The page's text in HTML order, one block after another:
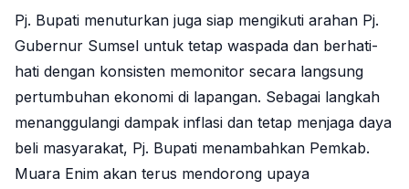
Pj. Bupati menuturkan juga siap mengikuti arahan Pj.
Gubernur Sumsel untuk tetap waspada dan berhati-
hati dengan konsisten memonitor secara langsung
pertumbuhan ekonomi di lapangan. Sebagai langkah
menanggulangi dampak inflasi dan tetap menjaga daya
beli masyarakat, Pj. Bupati menambahkan Pemkab.
Muara Enim akan terus mendorong upaya